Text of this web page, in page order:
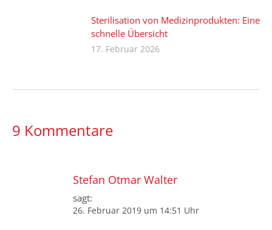
Sterilisation von Medizinprodukten: Eine
schnelle Übersicht
17. Februar 2026
9 Kommentare
Stefan Otmar Walter
sagt:
26. Februar 2019 um 14:51 Uhr